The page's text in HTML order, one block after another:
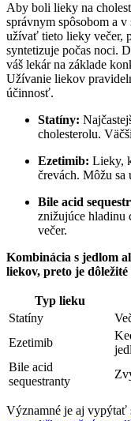
Aby boli lieky na
správnym spôsobom a
užívať tieto lieky večer,
syntetizuje počas noci.
váš lekár na základe
Užívanie liekov
účinnosť.
Statíny:
cholesterolu.
Ezetimib: Lieky,
črevách. Môžu
Bile acid
znižujúce hladinu
večer.
Kombinácia s jedlom
liekov, preto je
Typ lieku
Statíny
Ezetimib
Bile acid
sequestranty
Významné je aj vypýtať